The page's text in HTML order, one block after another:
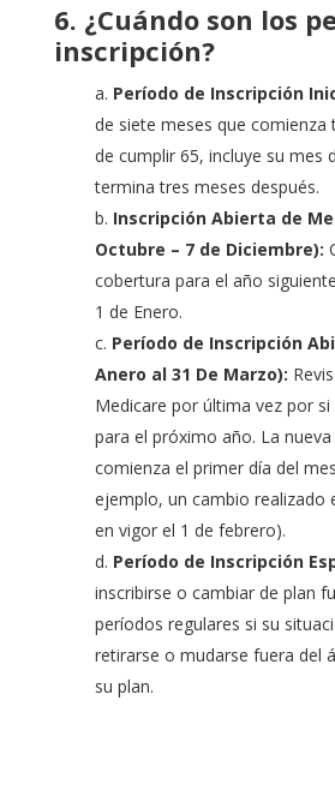
6. ¿Cuándo son los
inscripción?
a. Período de Inscripción
de siete meses que comienza
de cumplir 65, incluye su mes
termina tres meses después.
b. Inscripción Abierta de
Octubre – 7 de Diciembre):
cobertura para el año
1 de Enero.
c. Período de Inscripción
Anero al 31 De Marzo):
Medicare por última vez por
para el próximo año. La
comienza el primer día del
ejemplo, un cambio realizado
en vigor el 1 de febrero).
d. Período de Inscripción
inscribirse o cambiar de plan
períodos regulares si su
retirarse o mudarse fuera del
su plan.